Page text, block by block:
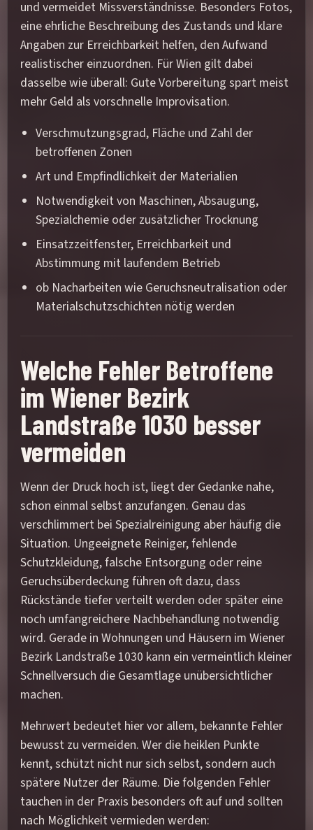
und vermeidet Missverständnisse. Besonders Fotos,
eine ehrliche Beschreibung des Zustands und klare
Angaben zur Erreichbarkeit helfen, den Aufwand
realistischer einzuordnen. Für Wien gilt dabei
dasselbe wie überall: Gute Vorbereitung spart meist
mehr Geld als vorschnelle Improvisation.
Verschmutzungsgrad, Fläche und Zahl der
betroffenen Zonen
Art und Empfindlichkeit der Materialien
Notwendigkeit von Maschinen, Absaugung,
Spezialchemie oder zusätzlicher Trocknung
Einsatzzeitfenster, Erreichbarkeit und
Abstimmung mit laufendem Betrieb
ob Nacharbeiten wie Geruchsneutralisation oder
Materialschutzschichten nötig werden
Welche Fehler Betroffene
im Wiener Bezirk
Landstraße 1030 besser
vermeiden
Wenn der Druck hoch ist, liegt der Gedanke nahe,
schon einmal selbst anzufangen. Genau das
verschlimmert bei Spezialreinigung aber häufig die
Situation. Ungeeignete Reiniger, fehlende
Schutzkleidung, falsche Entsorgung oder reine
Geruchsüberdeckung führen oft dazu, dass
Rückstände tiefer verteilt werden oder später eine
noch umfangreichere Nachbehandlung notwendig
wird. Gerade in Wohnungen und Häusern im Wiener
Bezirk Landstraße 1030 kann ein vermeintlich kleiner
Schnellversuch die Gesamtlage unübersichtlicher
machen.
Mehrwert bedeutet hier vor allem, bekannte Fehler
bewusst zu vermeiden. Wer die heiklen Punkte
kennt, schützt nicht nur sich selbst, sondern auch
spätere Nutzer der Räume. Die folgenden Fehler
tauchen in der Praxis besonders oft auf und sollten
nach Möglichkeit vermieden werden: